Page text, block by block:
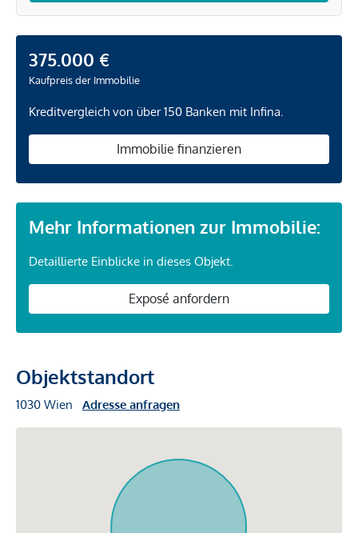
375.000 €
Kaufpreis der Immobilie
Kreditvergleich von über 150 Banken mit Infina.
Immobilie finanzieren
Mehr Informationen zur Immobilie:
Detaillierte Einblicke in dieses Objekt.
Exposé anfordern
Objektstandort
1030 Wien Adresse anfragen